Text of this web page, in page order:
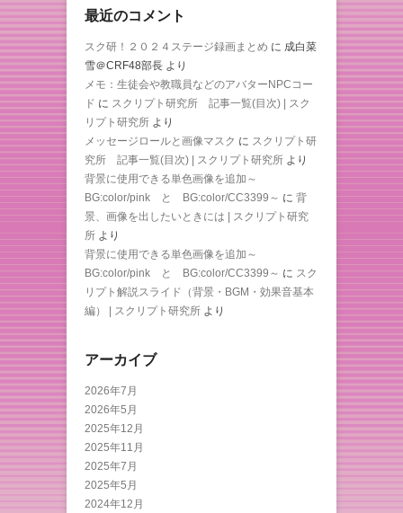
最近のコメント
スク研！２０２４ステージ録画まとめ に 成白菜
雪＠CRF48部長 より
メモ：生徒会や教職員などのアバターNPCコー
ド に スクリプト研究所 記事一覧(目次) | スク
リプト研究所 より
メッセージロールと画像マスク に スクリプト研
究所 記事一覧(目次) | スクリプト研究所 より
背景に使用できる単色画像を追加～
BG:color/pink と BG:color/CC3399～ に 背
景、画像を出したいときには | スクリプト研究
所 より
背景に使用できる単色画像を追加～
BG:color/pink と BG:color/CC3399～ に スク
リプト解説スライド（背景・BGM・効果音基本
編） | スクリプト研究所 より
アーカイブ
2026年7月
2026年5月
2025年12月
2025年11月
2025年7月
2025年5月
2024年12月